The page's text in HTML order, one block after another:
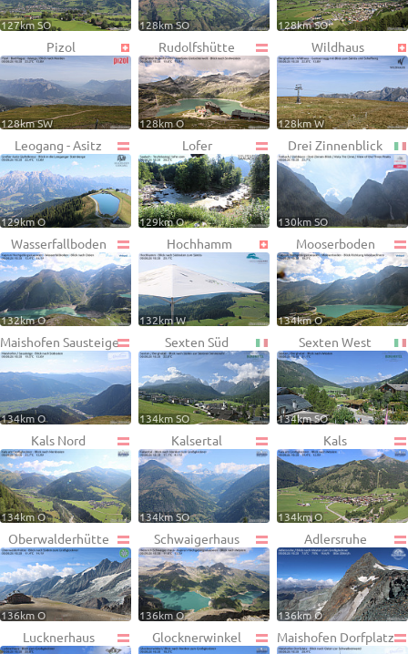
127km SO 128km SO 128km SO
Pizol
128km SW
Rudolfshütte
128km O
Wildhaus
128km W
Leogang - Asitz
129km O
Lofer
129km O
Drei Zinnenblick
130km SO
Wasserfallboden
132km O
Hochhamm
132km W
Mooserboden
134km O
Maishofen Sausteige
134km O
Sexten Süd
134km SO
Sexten West
134km SO
Kals Nord
134km O
Kalsertal
134km SO
Kals
134km O
Oberwalderhütte
136km O
Schwaigerhaus
136km O
Adlersruhe
136km O
Lucknerhaus Glocknerwinkel Maishofen Dorfplatz